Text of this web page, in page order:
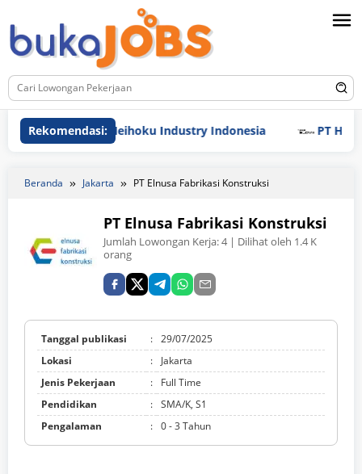
ke
konten
Rekomendasi:
PT Meihoku Industry Indonesia PT Hyundai
Beranda Jakarta PT Elnusa Fabrikasi Konstruksi
PT Elnusa Fabrikasi Konstruksi
Jumlah Lowongan Kerja:4| Dilihat oleh 1.4 K
orang
Tanggal publikasi : 29/07/2025
Lokasi
:
Jakarta
Jenis Pekerjaan
:
Full Time
Pendidikan
: SMA/K, S1
Pengalaman
: 0 - 3 Tahun